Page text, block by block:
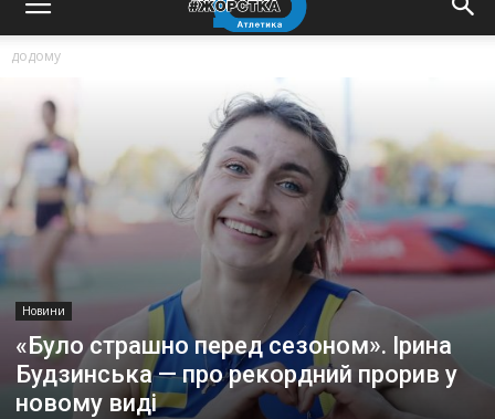
додому
Новини
«Було страшно перед сезоном». Ірина
Будзинська — про рекордний прорив у
новому виді